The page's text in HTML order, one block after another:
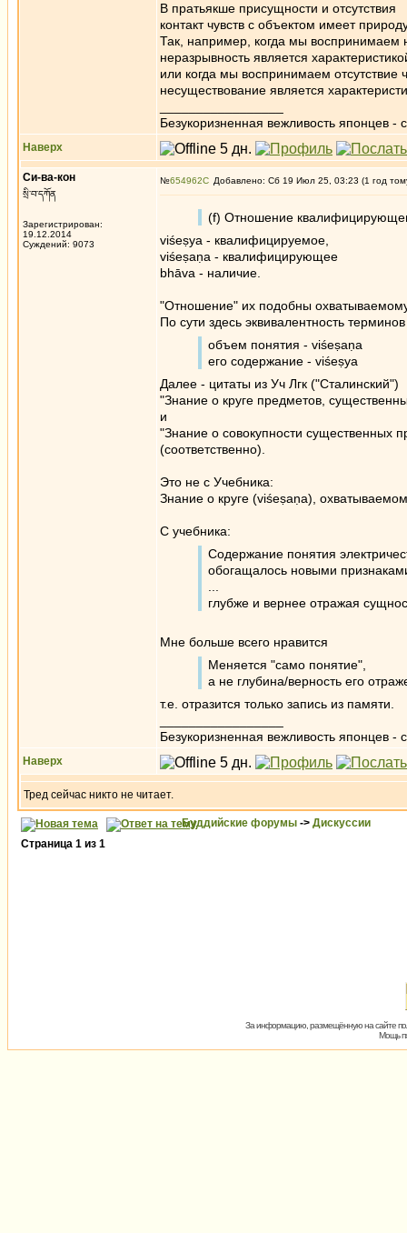
В пратьякше присущности и отсутствия
контакт чувств с объектом имеет
Так, например, когда мы воспринимаем
неразрывность является
или когда мы воспринимаем отсутствие
несуществование является
Безукоризненная вежливость японцев -
Наверх
Си-ва-кон
སྲི་བ་དཀོན
Зарегистрирован:
19.12.2014
Суждений: 9073
№654962 Добавлено: Сб 19 Июл 25, 03:23 (1 год
(f) Отношение
viśeṣya - квалифицируемое,
viśeṣaṇa - квалифицирующее
bhāva - наличие.
"Отношение" их подобны
По сути здесь эквивалентность
объем понятия - viśeṣaṇa
его содержание - viśeṣya
Далее - цитаты из Уч Лгк ("Сталинский")
"Знание о круге предметов,
и
"Знание о совокупности существенных
(соответственно).
Это не с Учебника:
Знание о круге (viśeṣaṇa),
С учебника:
Содержание понятия
обогащалось новыми
глубже и вернее отражая
Мне больше всего нравится
Меняется "само понятие",
а не глубина/верность его
т.е. отразится только запись из памяти.
Безукоризненная вежливость японцев -
Наверх
Тред сейчас никто не читает.
Буддийские форумы -> Дискуссии
Страница 1 из 1
За информацию, размещённую на сайте
Мощь